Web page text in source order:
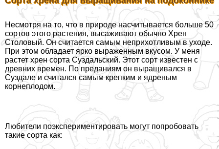
Несмотря на то, что в природе насчитывается больше 50
сортов этого растения, высаживают обычно Хрен
Столовый. Он считается самым неприхотливым в уходе.
При этом обладает ярко выраженным вкусом. У меня
растет хрен сорта Суздальский. Этот сорт известен с
древних времен. По преданиям он выращивался в
Суздале и считался самым крепким и ядреным
корнеплодом.
Любители поэкспериментировать могут попробовать
такие сорта как: